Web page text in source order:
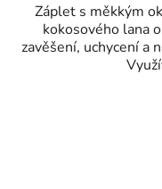
Záplet s měkkým
kokosového lana
zavěšení, uchycení a